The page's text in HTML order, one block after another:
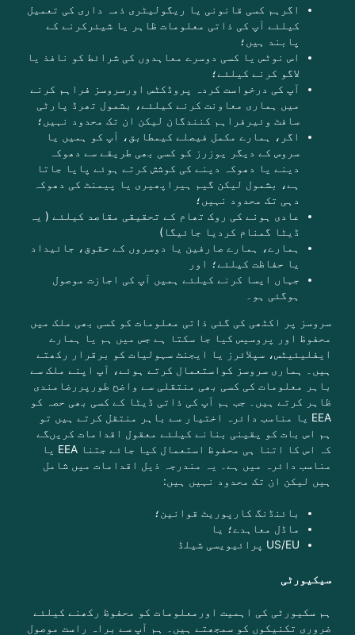
اگرہم کسی قانونی یا ریگولیٹری ذمہ داری کی تعمیل
کیلئے آپ کی ذاتی معلومات ظاہر یا شیئرکرنے کے
پابند ہیں؛
اس نوٹس یا کسی دوسرے معاہدوں کی شرائط کو نافذ یا
لاگو کرنے کیلئے؛
آپ کی درخواست کردہ پروڈکٹس اورسروسز فراہم کرنے
میں ہماری معاونت کرنے کیلئے، بشمول تھرڈ پارٹی
سافٹ وئیرفراہم کنندگان لیکن ان تک محدود نہیں؛
اگر، ہمارے مکمل فیصلے کیمطابق، آپ کو ہمیں یا
سروس کے دیگر یوزرز کو کسی بھی طریقے سے دھوکہ
دینے یا دھوکہ دینے کی کوشش کرتے ہوئے پایا جاتا
ہے، بشمول لیکن گیم ہیراپھیری یا پیمنٹ کی دھوکہ
دہی تک محدود نہیں؛
عادی ہونے کی روک تھام کے تحقیقی مقاصد کیلئے ( یہ
ڈیٹا گمنام کردیا جائیگا)
ہمارے، ہمارے صارفین یا دوسروں کے حقوق، جائیداد
یا حفاظت کیلئے؛ اور
جہاں ایسا کرنے کیلئے ہمیں آپ کی اجازت موصول
ہوگئی ہو۔
سروسز پر اکٹھی کی گئی ذاتی معلومات کو کسی بھی ملک میں
محفوظ اور پروسیس کیا جا سکتا ہے جس میں ہم یا ہمارے
ایفلیئیٹس، سپلائرز یا ایجنٹ سہولیات کو برقرار رکھتے
ہیں۔ ہماری سروسز کواستعمال کرتے ہوئے، آپ اپنے ملک سے
باہر معلومات کی کسی بھی منتقلی سے واضح طورپررضامندی
ظاہر کرتے ہیں۔ جب ہم آپ کی ذاتی ڈیٹا کے کسی بھی حصہ کو
EEA یا مناسب دائرہ اختیار سے باہر منتقل کرتے ہیں تو
ہم اس بات کو یقینی بنانے کیلئے معقول اقدامات کریںگے
کہ اس کا اتنا ہی محفوظ استعمال کیا جائے جتنا EEA یا
مناسب دائرہ میں ہے۔ یہ مندرجہ ذیل اقدامات میں شامل
ہیں لیکن ان تک محدود نہیں ہیں:
بائنڈنگ کارپوریٹ قوانین؛
ماڈل معاہدے؛ یا
US/EU پرائیویسی شیلڈ
سیکیورٹی
ہم سکیورٹی کی اہمیت اورمعلومات کو محفوظ رکھنے کیلئے
ضروری تکنیکوں کو سمجھتے ہیں۔
ہم آپ سے براہ راست موصول